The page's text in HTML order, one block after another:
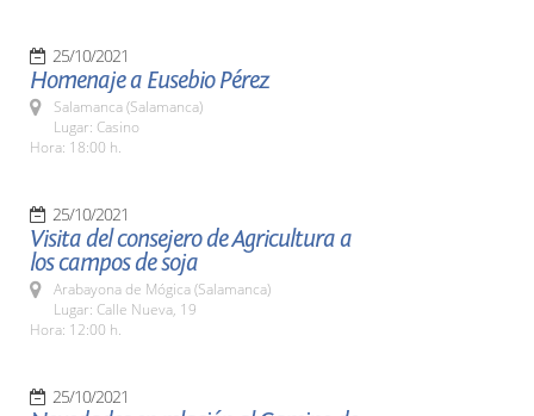
25/10/2021
Homenaje a Eusebio Pérez
Salamanca (Salamanca)
Lugar: Casino
Hora: 18:00 h.
25/10/2021
Visita del consejero de Agricultura a
los campos de soja
Arabayona de Mógica (Salamanca)
Lugar: Calle Nueva, 19
Hora: 12:00 h.
25/10/2021